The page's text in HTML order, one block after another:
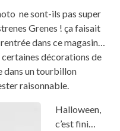
ne sont-ils pas super
Grenes ! ça faisait
dans ce magasin…
certaines décorations de
dans un tourbillon
raisonnable.
Halloween,
c’est fini…